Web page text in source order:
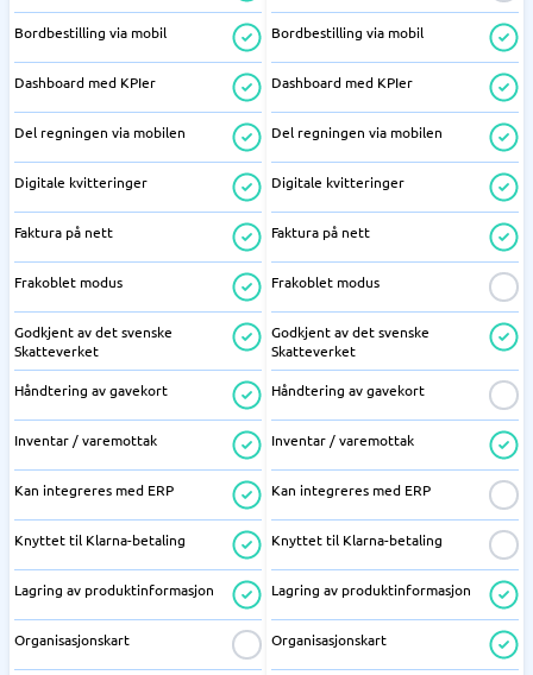
Bordbestilling via mobil
Dashboard med KPIer
Del regningen via mobilen
Digitale kvitteringer
Faktura på nett
Frakoblet modus
Godkjent av det svenske
Skatteverket
Håndtering av gavekort
Inventar / varemottak
Kan integreres med ERP
Knyttet til Klarna-betaling
Lagring av produktinformasjon
Organisasjonskart
Bordbestilling via mobil
Dashboard med KPIer
Del regningen via mobilen
Digitale kvitteringer
Faktura på nett
Frakoblet modus
Godkjent av det svenske
Skatteverket
Håndtering av gavekort
Inventar / varemottak
Kan integreres med ERP
Knyttet til Klarna-betaling
Lagring av produktinformasjon
Organisasjonskart